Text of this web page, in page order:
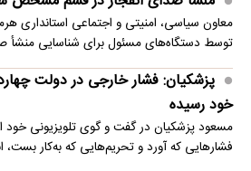
معاون سیاسی، امنیتی و اجتماعی استانداری
توسط دستگاه‌های مسئول برای شناسایی منشأ
پزشکیان: فشار خارجی در دولت
خود رسیده
مسعود پزشکیان در گفت و گوی تلویزیونی خود
فشارهایی که آورد و تحریم‌هایی که به‌کار بست،